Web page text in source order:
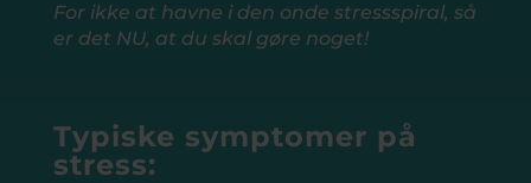
For ikke at havne i den onde stressspiral, så
er det NU, at du skal gøre noget!
Typiske symptomer på
stress: